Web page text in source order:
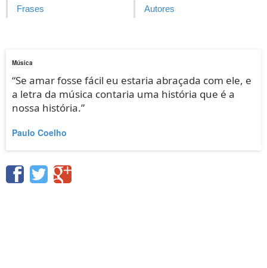
Frases Autores
Música
“Se amar fosse fácil eu estaria abraçada com ele, e
a letra da música contaria uma história que é a
nossa história.”
Paulo Coelho